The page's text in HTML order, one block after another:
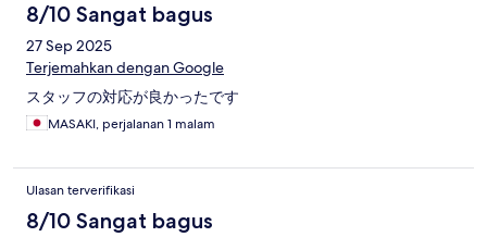
8/10 Sangat bagus
27 Sep 2025
Terjemahkan dengan Google
スタッフの対応が良かったです
MASAKI, perjalanan 1 malam
Ulasan terverifikasi
8/10 Sangat bagus